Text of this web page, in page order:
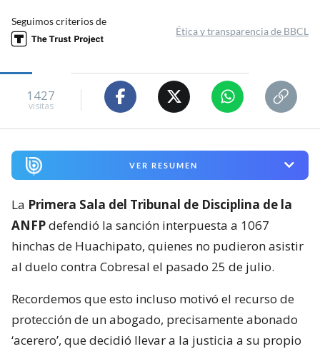
Seguimos criterios de
Ética y transparencia de BBCL
1427
visitas
VER RESUMEN
La Primera Sala del Tribunal de Disciplina de la
ANFPdefendió la sanción interpuesta a 1067
hinchas de Huachipato, quienes no pudieron asistir
al duelo contra Cobresal el pasado 25 de julio.
Recordemos que esto incluso motivó el recurso de
protección de un abogado, precisamente abonado
‘acerero’, que decidió llevar a la justicia a su propio